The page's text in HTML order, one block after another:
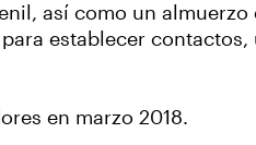
así como un almuerzo
establecer contactos,
en marzo 2018.